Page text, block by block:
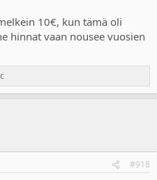
10€, kun tämä oli
hinnat vaan nousee vuosien
#918